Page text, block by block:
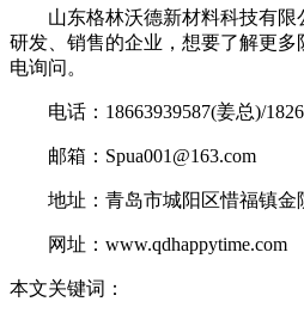
山东格林沃德新材料科技有限
研发、销售的企业，想要了解更
电询问。
电话：18663939587(姜总)/
邮箱：Spua001@163.com
地址：青岛市城阳区惜福镇金
网址：www.qdhappytime.com
本文关键词：